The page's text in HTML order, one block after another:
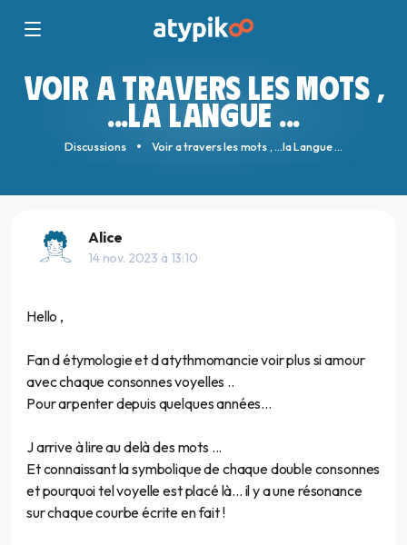
VOIR A TRAVERS LES MOTS ,
...LA LANGUE ...
Discussions Voir a travers les mots , ...la Langue ...
Alice
14 nov. 2023 à 13:10
Hello ,
Fan d étymologie et d atythmomancie voir plus si amour
avec chaque consonnes voyelles ..
Pour arpenter depuis quelques années...
J arrive à lire au delà des mots ...
Et connaissant la symbolique de chaque double consonnes
et pourquoi tel voyelle est placé là... il y a une résonance
sur chaque courbe écrite en fait !